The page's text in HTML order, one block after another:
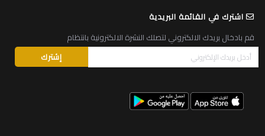
اشترك في القائمة البريدية
قم بادخال بريدك الالكتروني لتصلك النشرة الالكترونية بانتظام